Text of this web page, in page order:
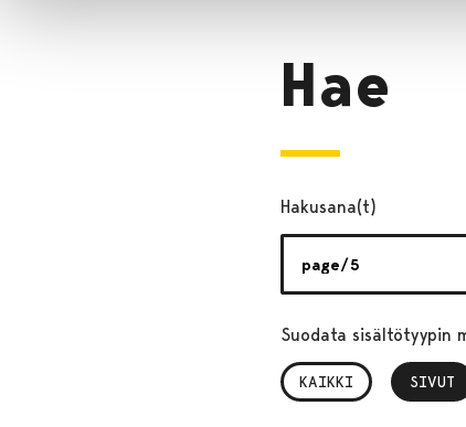
Hae
Hakusana(t)
Suodata sisältötyypin
KAIKKI SIVUT
,